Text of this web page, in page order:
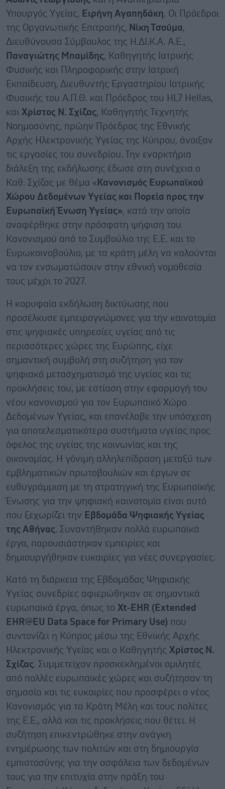
Υπουργός Υγείας, Ειρήνη Αγαπηδάκη. Οι Πρόεδροι
της Οργανωτικής Επιτροπής, Νίκη Τσούμα,
Διευθύνουσα Σύμβουλος της Η.ΔΙ.Κ.Α. A.E.,
Παναγιώτης Μπαμίδης, Καθηγητής Ιατρικής
Φυσικής και Πληροφορικής στην Ιατρική
Εκπαίδευση, Διευθυντής Εργαστηρίου Ιατρικής
Φυσικής του Α.Π.Θ. και Πρόεδρος του HL7 Hellas,
και Χρίστος Ν. Σχίζας, Καθηγητής Τεχνητής
Νοημοσύνης, πρώην Πρόεδρος της Εθνικής
Αρχής Ηλεκτρονικής Υγείας της Κύπρου, άνοιξαν
τις εργασίες του συνεδρίου. Την εναρκτήρια
διάλεξη της εκδήλωσης έδωσε στη συνέχεια ο
Καθ. Σχίζας με θέμα « Κανονισμός Ευρωπαϊκού
Χώρου Δεδομένων Υγείας και Πορεία προς την
Ευρωπαϊκή Ένωση Υγείας», κατά την οποία
αναφέρθηκε στην πρόσφατη ψήφιση του
Κανονισμού από το Συμβούλιο της Ε.Ε. και το
Ευρωκοινοβούλιο, με τα κράτη μέλη να καλούνται
να τον ενσωματώσουν στην εθνική νομοθεσία
τους μέχρι το 2027.
Η κορυφαία εκδήλωση δικτύωσης που
προσέλκυσε εμπειρογνώμονες για την καινοτομία
στις ψηφιακές υπηρεσίες υγείας από τις
περισσότερες χώρες της Ευρώπης, είχε
σημαντική συμβολή στη συζήτηση για τον
ψηφιακό μετασχηματισμό της υγείας και τις
προκλήσεις του, με εστίαση στην εφαρμογή του
νέου κανονισμού για τον Ευρωπαϊκό Χώρο
Δεδομένων Υγείας, και επανέλαβε την υπόσχεση
για αποτελεσματικότερα συστήματα υγείας προς
όφελος της υγείας της κοινωνίας και της
οικονομίας. Η γόνιμη αλληλεπίδραση μεταξύ των
εμβληματικών πρωτοβουλιών και έργων σε
ευθυγράμμιση με τη στρατηγική της Ευρωπαϊκής
Ένωσης για την ψηφιακή καινοτομία είναι αυτό
που ξεχωρίζει την Εβδομάδα Ψηφιακής Υγείας
της Αθήνας. Συναντήθηκαν πολλά ευρωπαϊκά
έργα, παρουσιάστηκαν εμπειρίες και
δημιουργήθηκαν ευκαιρίες για νέες συνεργασίες.
Κατά τη διάρκεια της Εβδομάδας Ψηφιακής
Υγείας συνεδρίες αφιερώθηκαν σε σημαντικά
ευρωπαϊκά έργα, όπως το Xt-EHR (Extended
EHR@EU Data Space for Primary Use) που
συντονίζει η Κύπρος μέσω της Εθνικής Αρχής
Ηλεκτρονικής Υγείας και ο Καθηγητής Χρίστος Ν.
Σχίζας. Συμμετείχαν προσκεκλημένοι ομιλητές
από πολλές ευρωπαϊκές χώρες και συζήτησαν τη
σημασία και τις ευκαιρίες που προσφέρει ο νέος
Κανονισμός για τα Κράτη Μέλη και τους πολίτες
της Ε.Ε., αλλά και τις προκλήσεις που θέτει. Η
συζήτηση επικεντρώθηκε στην ανάγκη
ενημέρωσης των πολιτών και στη δημιουργία
εμπιστοσύνης για την ασφάλεια των δεδομένων
τους για την επιτυχία στην πράξη του